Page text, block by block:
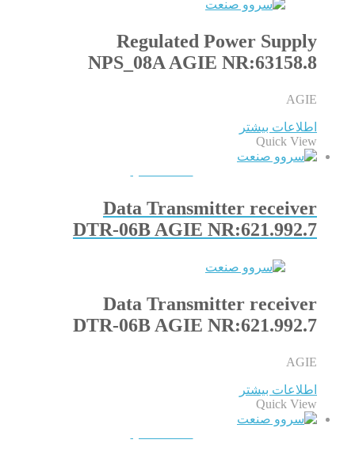
Regulated Power Supply
NPS_08A AGIE NR:63158.8
AGIE
اطلاعات بیشتر
Quick View
Data Transmitter receiver
DTR-06B AGIE NR:621.992.7
Data Transmitter receiver
DTR-06B AGIE NR:621.992.7
AGIE
اطلاعات بیشتر
Quick View